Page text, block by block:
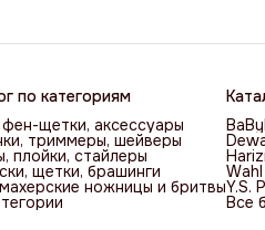
по категориям
щетки, аксессуары
триммеры, шейверы
плойки, стайлеры
щетки, брашинги
ножницы и бритвы
Wahl
Y.S.
Все